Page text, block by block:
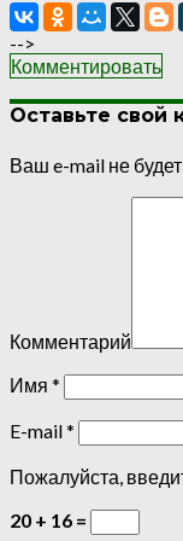
-->
Комментировать
Оставьте свой
Ваш e-mail не
Комментарий
Имя *
E-mail*
Пожалуйста,
20 + 16 =